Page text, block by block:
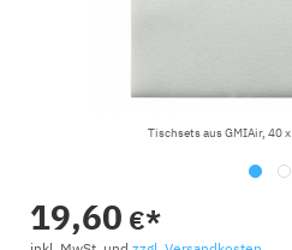
Tischsets aus GMIAir, 40
19,60 €*